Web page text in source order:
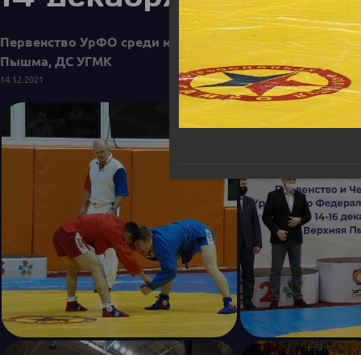
Первенство УрФО среди юношей и девушек 16-18 лет
Пышма, ДС УГМК
14.12.2021